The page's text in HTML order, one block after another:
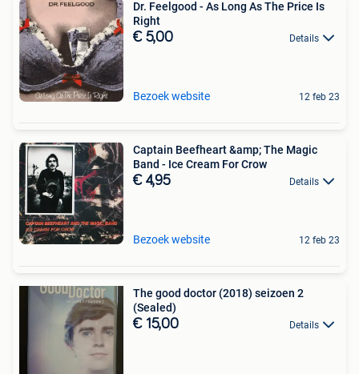
Dr. Feelgood - As Long As The Price Is
Right
€ 5,00 Details
Bezoek website 12 feb 23
Captain Beefheart &amp; The Magic
Band - Ice Cream For Crow
€ 4,95 Details
Bezoek website 12 feb 23
The good doctor (2018) seizoen 2
(Sealed)
€ 15,00 Details